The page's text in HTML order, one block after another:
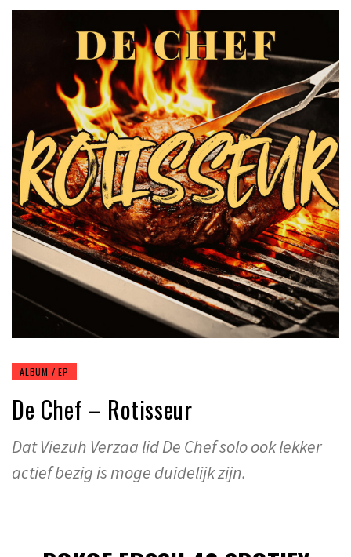
ALBUM / EP
De Chef – Rotisseur
Dat Viezuh Verzaa lid De Chef solo ook lekker
actief bezig is moge duidelijk zijn.